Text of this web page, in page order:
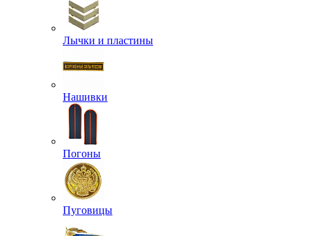
Лычки и пластины
Нашивки
Погоны
Пуговицы